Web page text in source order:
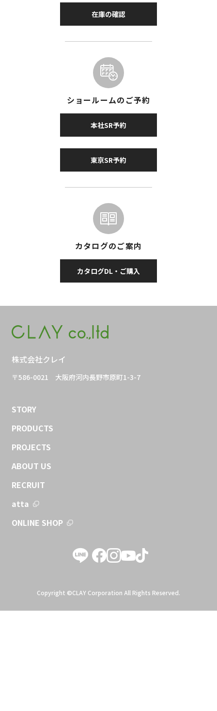
在庫の確認
ショールームのご予約
本社SR予約
東京SR予約
カタログのご案内
カタログDL・ご購入
株式会社クレイ
〒586-0021 大阪府河内長野市原町1-3-7
STORY
PRODUCTS
PROJECTS
ABOUT US
RECRUIT
atta
ONLINE SHOP
Copyright ©CLAY Corporation All Rights Reserved.